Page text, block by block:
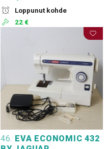
Loppunut kohde
22 €
46. EVA ECONOMIC 432